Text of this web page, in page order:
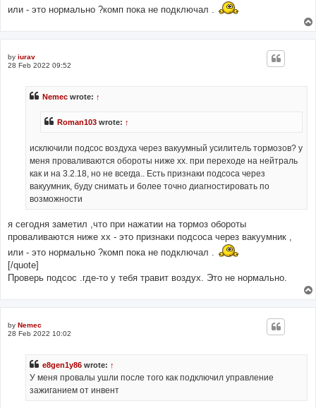
или - это нормально ?комп пока не подключал .
by iurav
28 Feb 2022 09:52
Nemec wrote: ↑
Roman103 wrote: ↑
исключили подсос воздуха через вакуумный усилитель тормозов? у
меня проваливаются обороты ниже хх. при переходе на нейтраль
как и на 3.2.18, но не всегда.. Есть признаки подсоса через
вакуумник, буду снимать и более точно диагностировать по
возможности
я сегодня заметил ,что при нажатии на тормоз обороты
проваливаются ниже хх - это признаки подсоса через вакуумник ,
или - это нормально ?комп пока не подключал .
[/quote]
Проверь подсос .где-то у тебя травит воздух. Это не нормально.
by Nemec
28 Feb 2022 10:02
e8gen1y86 wrote: ↑
У меня провалы ушли после того как подключил управление
зажиганием от инвент